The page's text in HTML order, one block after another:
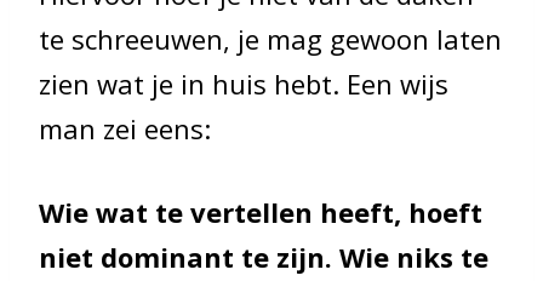
te schreeuwen, je mag gewoon laten
zien wat je in huis hebt. Een wijs
man zei eens:
Wie wat te vertellen heeft, hoeft
niet dominant te zijn. Wie niks te